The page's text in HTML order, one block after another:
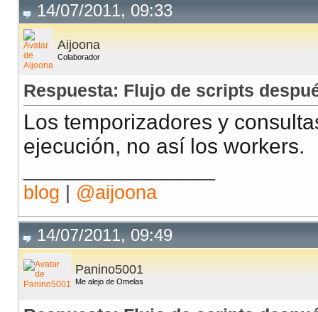
14/07/2011, 09:33
Aijoona
Colaborador
Respuesta: Flujo de scripts
Los temporizadores y
ejecución, no así los workers.
blog | @aijoona
14/07/2011, 09:49
Panino5001
Me alejo de Omelas